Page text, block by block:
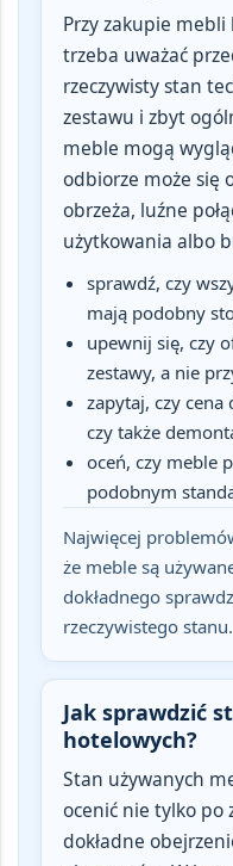
Przy zakupie
trzeba uważać
rzeczywisty stan
zestawu i zbyt
meble mogą
odbiorze może się
obrzeża, luźne
użytkowania albo
sprawdź, czy
mają podobny
upewnij się, czy
zestawy, a nie
zapytaj, czy cena
czy także
oceń, czy meble
podobnym
Najwięcej
że meble są
dokładnego
rzeczywistego stanu.
Jak sprawdzić
hotelowych?
Stan używanych
ocenić nie tylko po
dokładne